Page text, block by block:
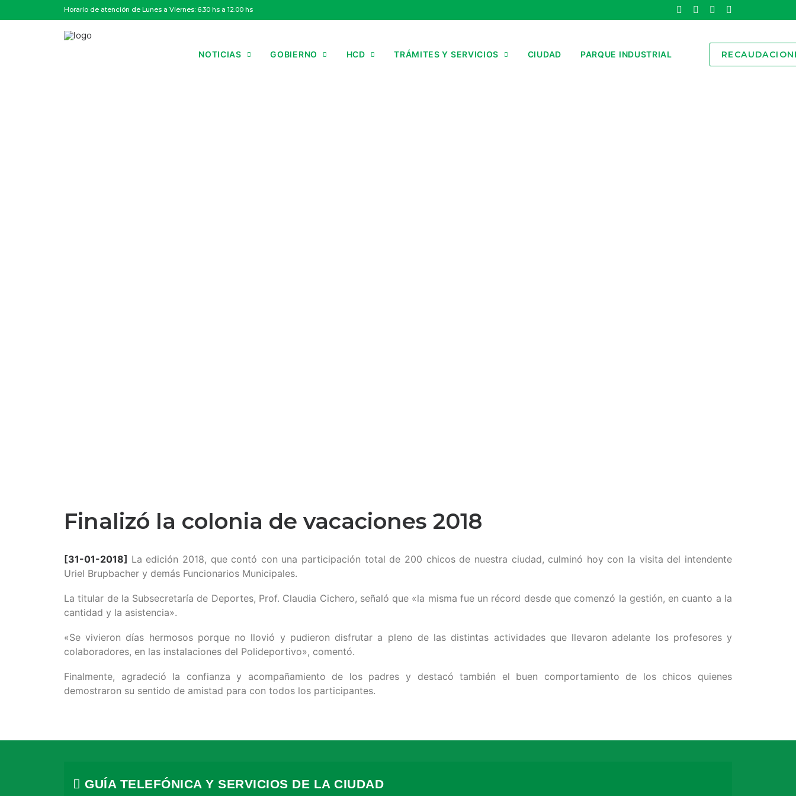
Horario de atención de Lunes a Viernes: 6.30 hs a 12.00 hs
NOTICIAS GOBIERNO HCD TRÁMITES Y SERVICIOS CIUDAD PARQUE INDUSTRIAL
Finalizó la colonia de vacaciones 2018
[31-01-2018] La edición 2018, que contó con una participación total de 200 chicos de nuestra ciudad, culminó hoy con la visita del intendente
Uriel Brupbacher y demás Funcionarios Municipales.
La titular de la Subsecretaría de Deportes, Prof. Claudia Cichero, señaló que «la misma fue un récord desde que comenzó la gestión, en cuanto a la
cantidad y la asistencia».
«Se vivieron días hermosos porque no llovió y pudieron disfrutar a pleno de las distintas actividades que llevaron adelante los profesores y
colaboradores, en las instalaciones del Polideportivo», comentó.
Finalmente, agradeció la confianza y acompañamiento de los padres y destacó también el buen comportamiento de los chicos quienes
demostraron su sentido de amistad para con todos los participantes.
GUÍA TELEFÓNICA Y SERVICIOS DE LA CIUDAD